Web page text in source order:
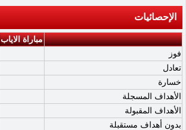
الإحصائيات
مباراة الاياب
فوز
تعادل
خسارة
الأهداف المسجلة
الأهداف المقبولة
بدون أهداف مستقبلة